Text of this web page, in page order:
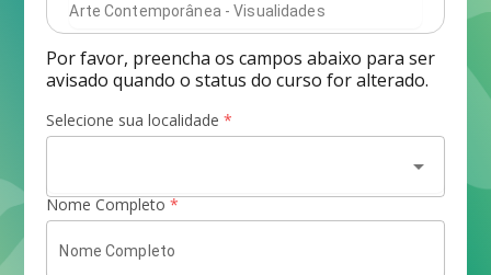
Por favor, preencha os campos abaixo para ser
avisado quando o status do curso for alterado.
Selecione sua localidade *
arrow_drop_down
Nome Completo *